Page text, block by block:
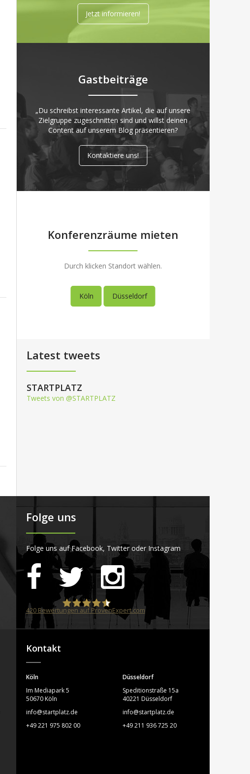
Jetzt informieren!
Gastbeiträge
„Du schreibst interessante Artikel, die auf unsere
Zielgruppe zugeschnitten sind und willst deinen
Content auf unserem Blog präsentieren?
Kontaktiere uns!
Konferenzräume mieten
Durch klicken Standort wählen.
Köln Düsseldorf
Latest tweets
STARTPLATZ
Tweets von @STARTPLATZ
Folge uns
Folge uns auf Facebook, Twitter oder Instagram
STARTPLATZ
420Bewertungen auf ProvenExpert.com
Kontakt
Köln
Im Mediapark 5
50670 Köln
info@startplatz.de
+49 221 975 802 00
Düsseldorf
Speditionstraße 15a
40221 Düsseldorf
info@startplatz.de
+49 211 936 725 20